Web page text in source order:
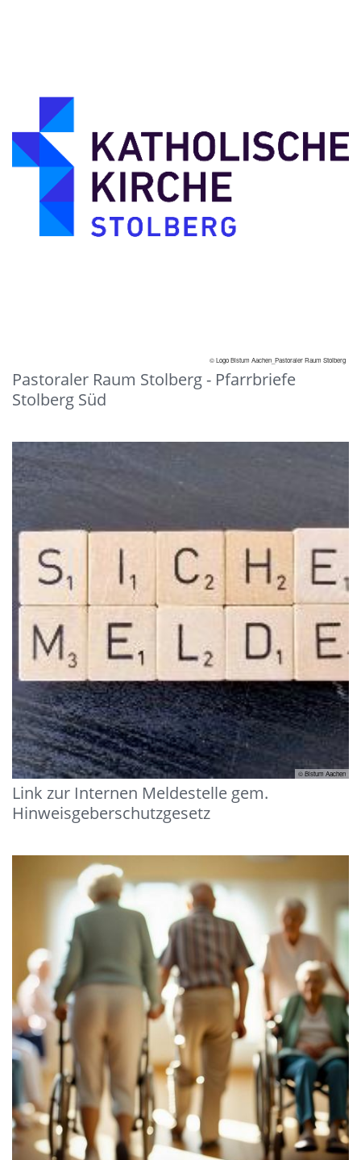
© Logo Bistum Aachen_Pastoraler Raum Stolberg
Pastoraler Raum Stolberg - Pfarrbriefe
Stolberg Süd
© Bistum Aachen
Link zur Internen Meldestelle gem.
Hinweisgeberschutzgesetz